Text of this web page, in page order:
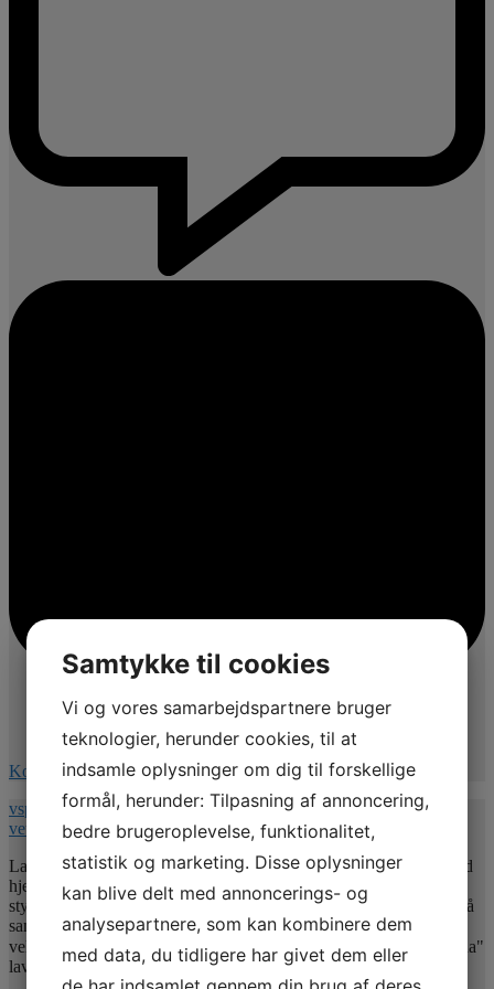
Kommentér på Facebook
vspnet.dk/erfa-moede-for-oplaeringsansvarlige-paa-
veterinaersygeplejerske-uddannelsen/
Lad mig uddybe indholdet 💚. Jeg vil give jer nogle værktøjer med
hjem så undertitlen er : Hvordan uddannelsesansvarlige kan bruge
styrkebaseret feedforward, adfærdsforståelse , lytteniveauer og små
samtaleværktøjer til at skabe bedre elevforløb & samarbejde. I er
velkomne til at spørge mig her 😉 Glæder mig til at se jer ! Indtil da"
lav en god dag "
Samtykke til cookies
Vi og vores samarbejdspartnere bruger
teknologier, herunder cookies, til at
indsamle oplysninger om dig til forskellige
formål, herunder: Tilpasning af annoncering,
bedre brugeroplevelse, funktionalitet,
statistik og marketing. Disse oplysninger
kan blive delt med annoncerings- og
analysepartnere, som kan kombinere dem
med data, du tidligere har givet dem eller